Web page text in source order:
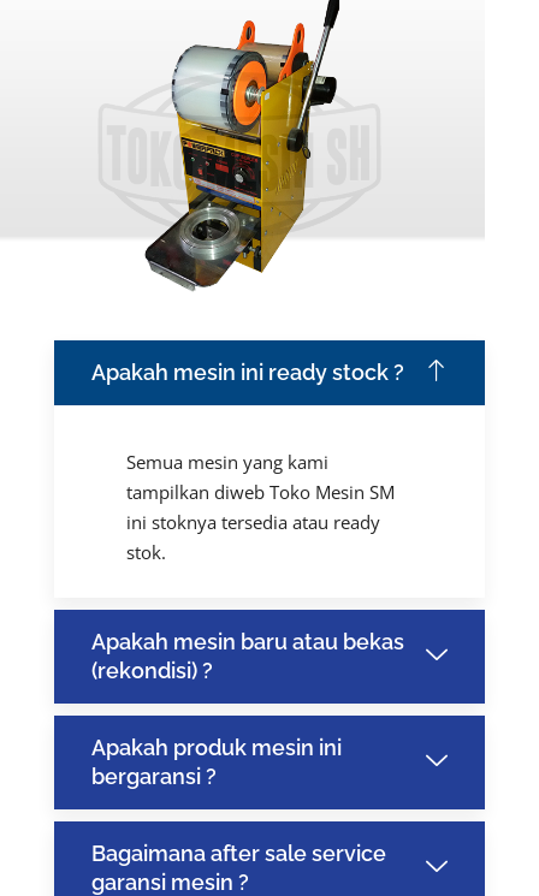
Apakah mesin ini ready stock ?
Semua mesin yang kami
tampilkan diweb Toko Mesin SM
ini stoknya tersedia atau ready
stok.
Apakah mesin baru atau bekas
(rekondisi) ?
Apakah produk mesin ini
bergaransi ?
Bagaimana after sale service
garansi mesin ?